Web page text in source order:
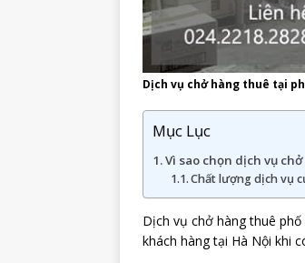
Dịch vụ chở hàng thuê tại
Mục Lục
Vì sao chọn dịch vụ
Chất lượng dịch vụ
Dịch vụ chở hàng thuê
khách hàng tại Hà Nội khi